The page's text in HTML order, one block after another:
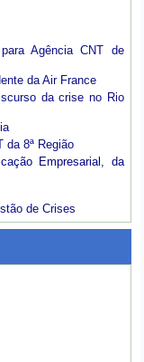
Agência CNT de
da Air France
da crise no Rio
da 8ª Região
Empresarial, da
de Crises